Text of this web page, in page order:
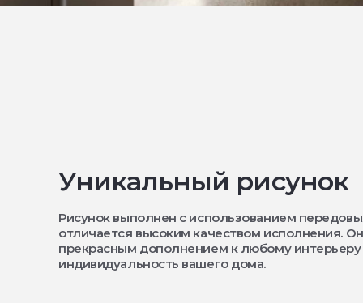
Уникальный рисунок
Рисунок выполнен с использованием
отличается высоким качеством исполнения.
прекрасным дополнением к любому
индивидуальность вашего дома.